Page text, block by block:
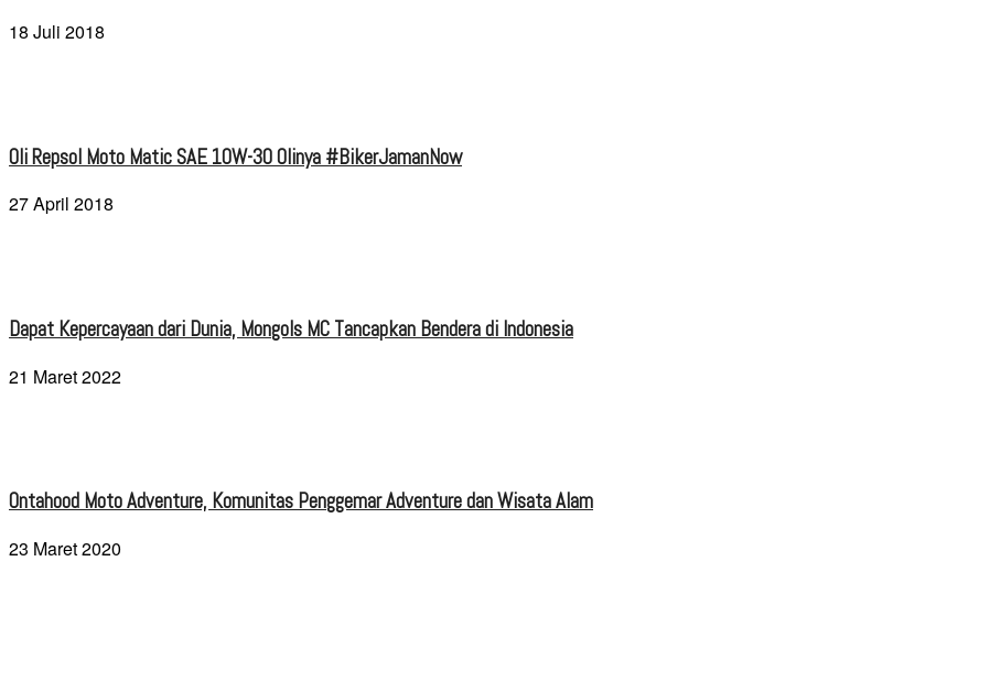
18 Juli 2018
Oli Repsol Moto Matic SAE 10W-30 Olinya #BikerJamanNow
27 April 2018
Dapat Kepercayaan dari Dunia, Mongols MC Tancapkan Bendera di Indonesia
21 Maret 2022
Ontahood Moto Adventure, Komunitas Penggemar Adventure dan Wisata Alam
23 Maret 2020